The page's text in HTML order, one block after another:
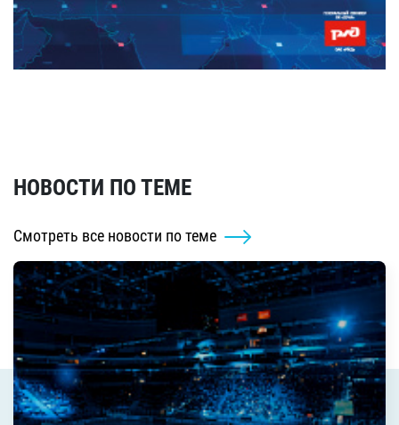
НОВОСТИ ПО ТЕМЕ
Смотреть все новости по теме